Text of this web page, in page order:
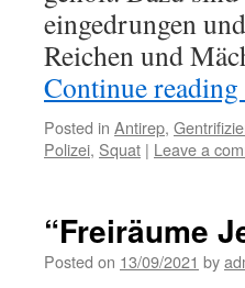
eingedrungen
Reichen und
Continue reading
Posted in Antirep,
Polizei, Squat | Leave a
“Freiräume
Posted on 13/09/2021 by